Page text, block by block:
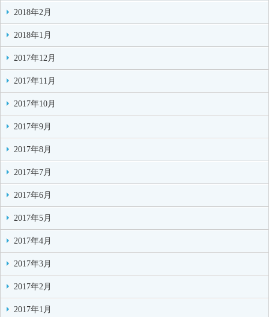
2018年2月
2018年1月
2017年12月
2017年11月
2017年10月
2017年9月
2017年8月
2017年7月
2017年6月
2017年5月
2017年4月
2017年3月
2017年2月
2017年1月